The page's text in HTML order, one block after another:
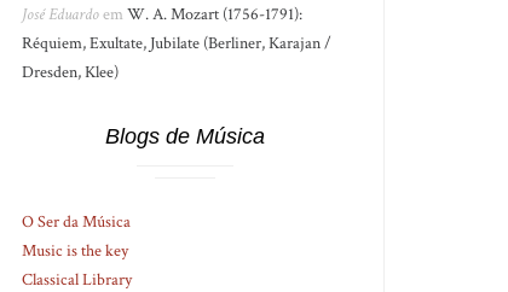
José EduardoemW. A. Mozart (1756-1791):
Réquiem, Exultate, Jubilate (Berliner, Karajan /
Dresden, Klee)
Blogs de Música
O Ser da Música
Music is the key
Classical Library